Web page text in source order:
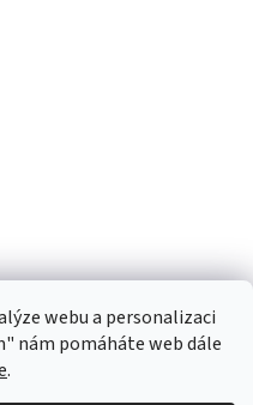
webu a personalizaci
nám pomáháte web dále
.